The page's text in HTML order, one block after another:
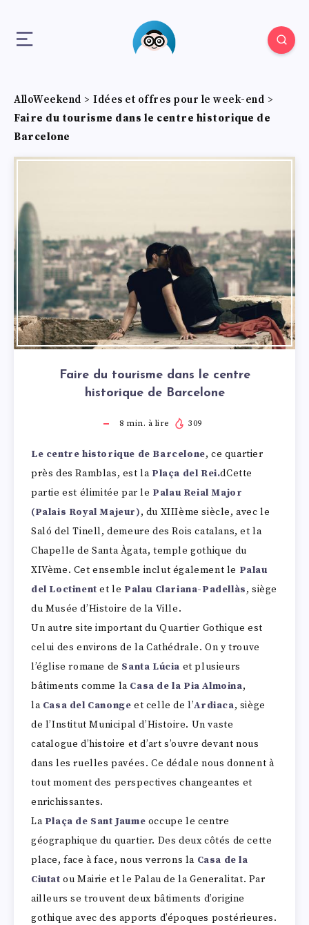
AlloWeekend > Idées et offres pour le week-end >
Faire du tourisme dans le centre historique de
Barcelone
Faire du tourisme dans le centre
historique de Barcelone
8 min. à lire 309
Le centre historique de Barcelone, ce quartier
près des Ramblas, est la Plaça del Rei.dCette
partie est élimitée par le Palau Reial Major
(Palais Royal Majeur), du XIIIème siècle, avec le
Saló del Tinell, demeure des Rois catalans, et la
Chapelle de Santa Àgata, temple gothique du
XIVème. Cet ensemble inclut également le Palau
del Loctinent et le Palau Clariana-Padellàs, siège
du Musée d’Histoire de la Ville.
Un autre site important du Quartier Gothique est
celui des environs de la Cathédrale. On y trouve
l’église romane de Santa Lúcia et plusieurs
bâtiments comme laCasa de la Pia Almoina,
laCasa del Canongeet celle de l’Ardiaca, siège
de l’Institut Municipal d’Histoire. Un vaste
catalogue d’histoire et d’art s’ouvre devant nous
dans les ruelles pavées. Ce dédale nous donnent à
tout moment des perspectives changeantes et
enrichissantes.
LaPlaça de Sant Jaume occupe le centre
géographique du quartier. Des deux côtés de cette
place, face à face, nous verrons la Casa de la
Ciutat ou Mairie et le Palau de la Generalitat. Par
ailleurs se trouvent deux bâtiments d’origine
gothique avec des apports d’époques postérieures.